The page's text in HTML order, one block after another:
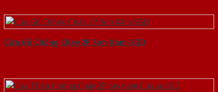
Cửa Gỗ Chống Cháy 2P Sơn Xám-SGD